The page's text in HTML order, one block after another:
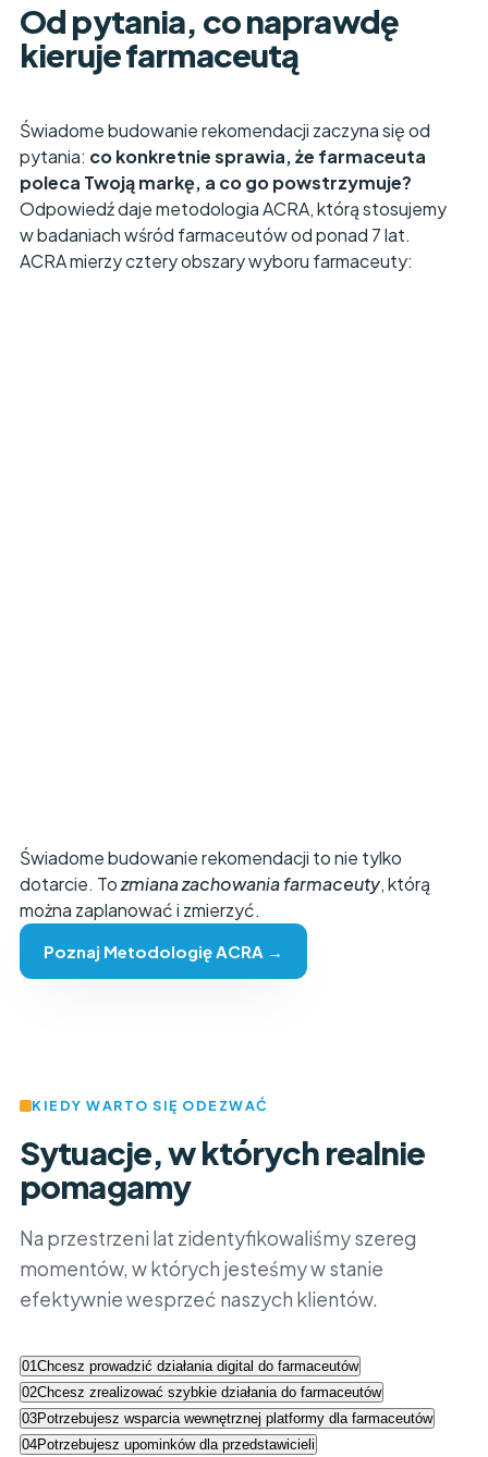
Od pytania, co naprawdę
kieruje farmaceutą
Świadome budowanie rekomendacji zaczyna się od
pytania: co konkretnie sprawia, że farmaceuta
poleca Twoją markę, a co go powstrzymuje?
Odpowiedź daje metodologia ACRA, którą stosujemy
w badaniach wśród farmaceutów od ponad 7 lat.
ACRA mierzy cztery obszary wyboru farmaceuty:
Świadome budowanie rekomendacji to nie tylko
dotarcie. Tozmiana zachowania farmaceuty, którą
można zaplanować i zmierzyć.
Poznaj Metodologię ACRA →
KIEDY WARTO SIĘ ODEZWAĆ
Sytuacje, w których realnie
pomagamy
Na przestrzeni lat zidentyfikowaliśmy szereg
momentów, w których jesteśmy w stanie
efektywnie wesprzeć naszych klientów.
01Chcesz prowadzić działania digital do farmaceutów
02Chcesz zrealizować szybkie działania do farmaceutów
03Potrzebujesz wsparcia wewnętrznej platformy dla farmaceutów
04Potrzebujesz upominków dla przedstawicieli